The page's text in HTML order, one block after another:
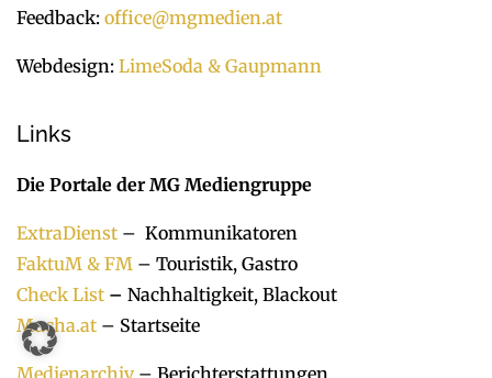
Feedback: office@mgmedien.at
Webdesign: LimeSoda & Gaupmann
Links
Die Portale der MG Mediengruppe
ExtraDienst – Kommunikatoren
FaktuM & FM – Touristik, Gastro
Check List – Nachhaltigkeit, Blackout
Mucha.at – Startseite
Medienarchiv– Berichterstattungen